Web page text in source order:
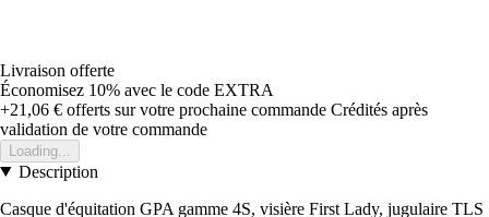
Livraison offerte
Économisez 10% avec le code EXTRA
+21,06 € offerts sur votre prochaine commande Crédités après
validation de votre commande
Loading...
Description
Casque d'équitation GPA gamme 4S, visière First Lady, jugulaire TLS